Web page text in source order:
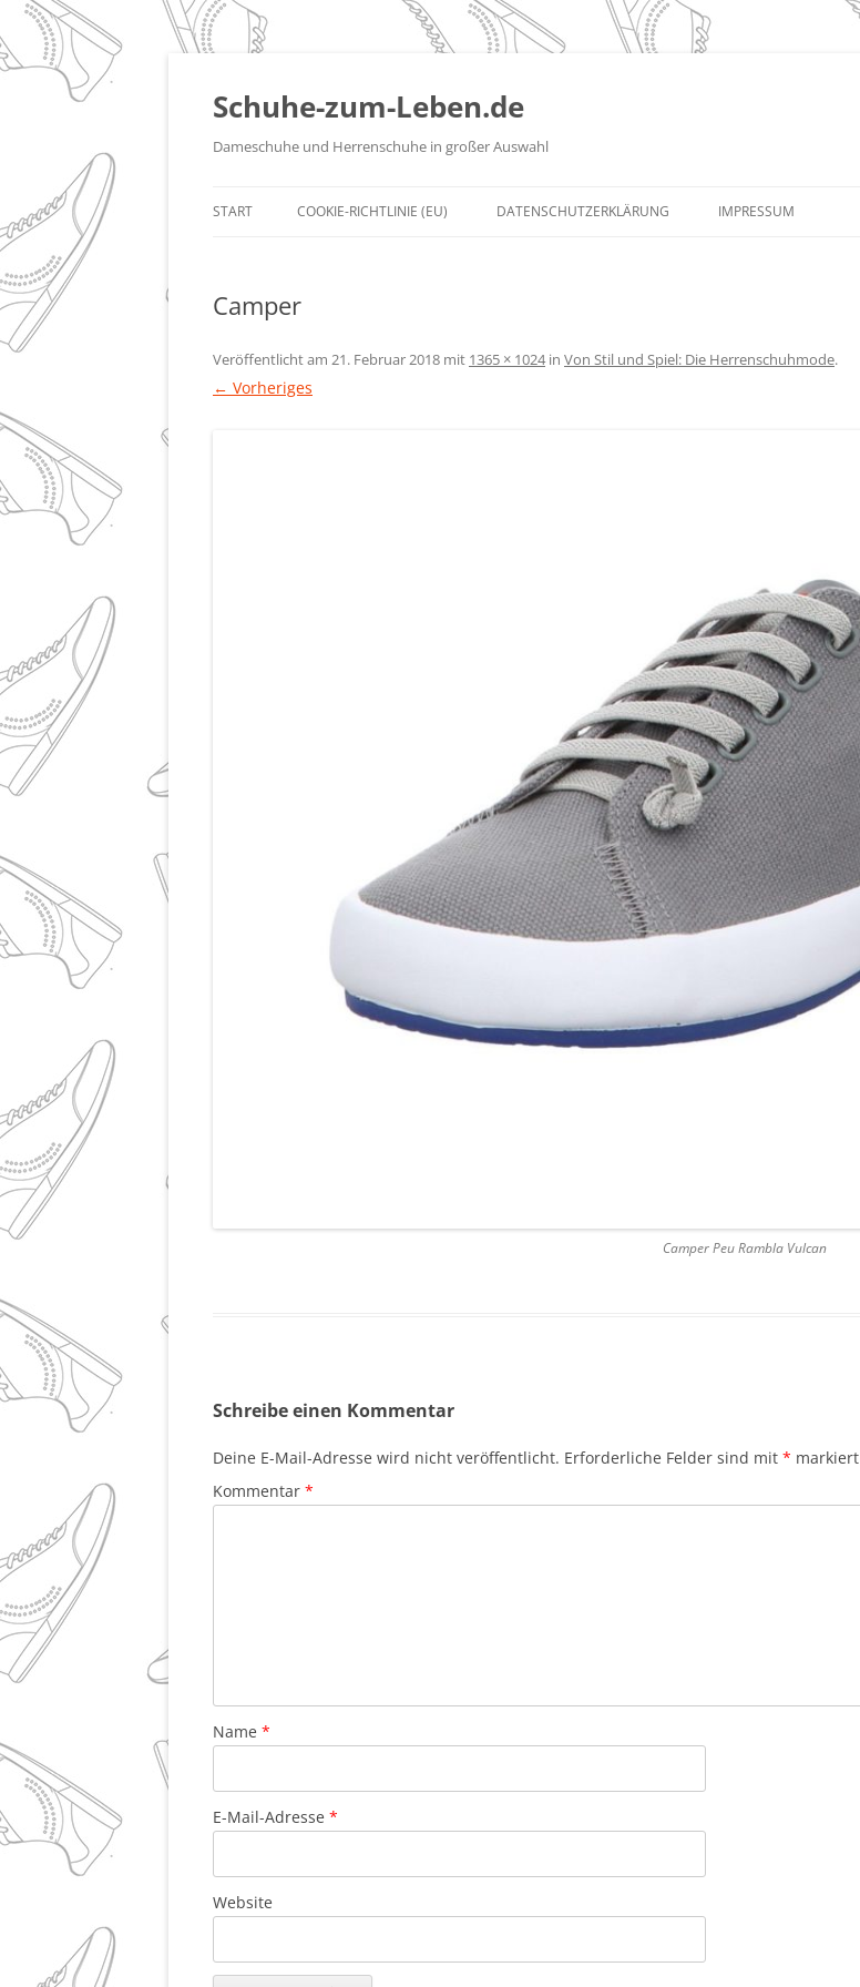
Zum
springen
Schuhe-zum-Leben.de
Dameschuhe und Herrenschuhe in großer Auswahl
START COOKIE-RICHTLINIE (EU) DATENSCHUTZERKLÄRUNG IMPRESSUM
Camper
Veröffentlicht am 21. Februar 2018 mit 1365 × 1024in Von Stil und Spiel: Die Herrenschuhmode.
← Vorheriges
Camper Peu Rambla Vulcan
Schreibe einen Kommentar
Deine E-Mail-Adresse wird nicht veröffentlicht. Erforderliche Felder sind mit * markiert
Kommentar *
Name *
E-Mail-Adresse *
Website